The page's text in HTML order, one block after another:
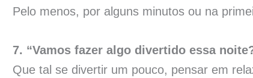
Pelo menos, por alguns minutos ou na
7. “Vamos fazer algo divertido essa
Que tal se divertir um pouco, pensar em